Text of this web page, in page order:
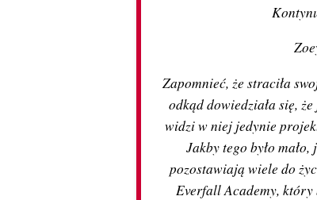
Zapomnieć, że straciła
odkąd dowiedziała się,
widzi w niej jedynie
Jakby tego było
pozostawiają wiele do
Everfall Academy,